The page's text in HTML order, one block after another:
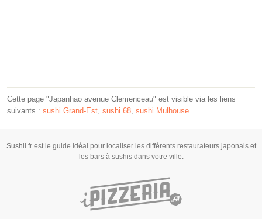
Cette page "Japanhao avenue Clemenceau" est visible via les liens
suivants : sushi Grand-Est, sushi 68, sushi Mulhouse.
Sushii.fr est le guide idéal pour localiser les différents restaurateurs japonais et
les bars à sushis dans votre ville.